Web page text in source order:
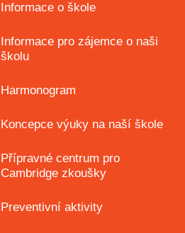
Informace o škole
Informace pro zájemce o naši
školu
Harmonogram
Koncepce výuky na naší škole
Přípravné centrum pro
Cambridge zkoušky
Preventivní aktivity